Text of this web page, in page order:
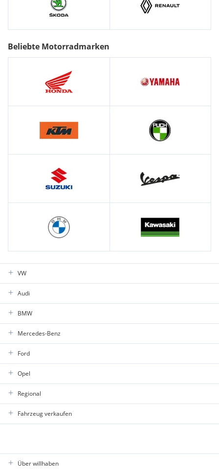
Beliebte Motorradmarken
VW
Audi
BMW
Mercedes-Benz
Ford
Opel
Regional
Fahrzeug verkaufen
Über willhaben